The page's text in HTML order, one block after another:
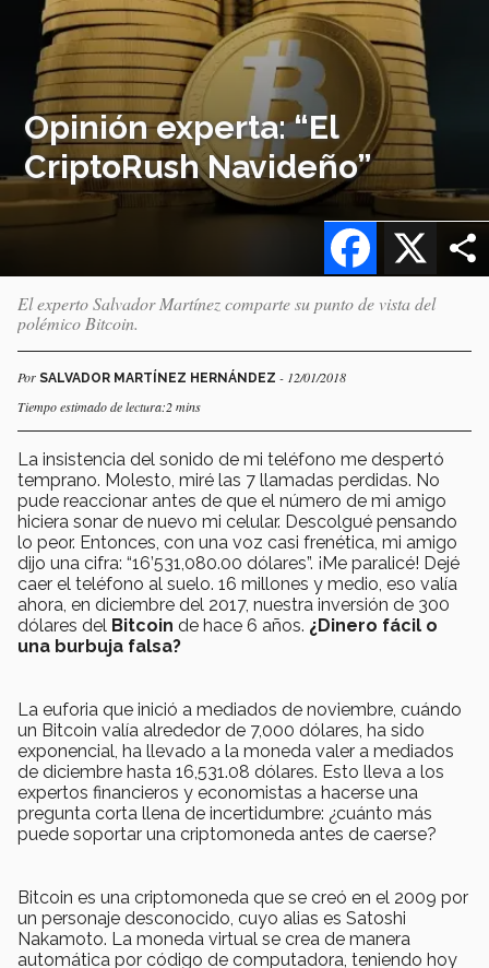
Opinión experta: “El
CriptoRush Navideño”
X
Facebook
El experto Salvador Martínez comparte su punto de vista del
polémico Bitcoin.
Por SALVADOR MARTÍNEZ HERNÁNDEZ - 12/01/2018
Tiempo estimado de lectura:2 mins
La insistencia del sonido de mi teléfono me despertó
temprano. Molesto, miré las 7 llamadas perdidas. No
pude reaccionar antes de que el número de mi amigo
hiciera sonar de nuevo mi celular. Descolgué pensando
lo peor. Entonces, con una voz casi frenética, mi amigo
dijo una cifra: “16’531,080.00 dólares”. ¡Me paralicé! Dejé
caer el teléfono al suelo. 16 millones y medio, eso valía
ahora, en diciembre del 2017, nuestra inversión de 300
dólares del Bitcoin de hace 6 años. ¿Dinero fácil o
una burbuja falsa?
La euforia que inició a mediados de noviembre, cuándo
un Bitcoin valía alrededor de 7,000 dólares, ha sido
exponencial, ha llevado a la moneda valer a mediados
de diciembre hasta 16,531.08 dólares. Esto lleva a los
expertos financieros y economistas a hacerse una
pregunta corta llena de incertidumbre: ¿cuánto más
puede soportar una criptomoneda antes de caerse?
Bitcoin es una criptomoneda que se creó en el 2009 por
un personaje desconocido, cuyo alias es Satoshi
Nakamoto. La moneda virtual se crea de manera
automática por código de computadora, teniendo hoy